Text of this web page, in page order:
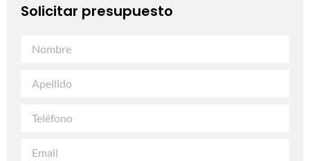
Solicitar presupuesto